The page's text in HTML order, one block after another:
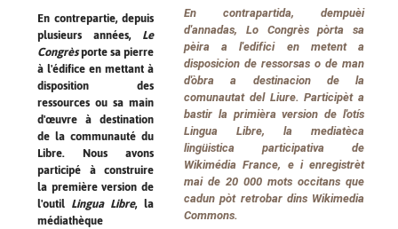
En contrepartie, depuis
plusieurs années, Le
Congrèsporte sa pierre
à l'édifice en mettant à
disposition des
ressources ou sa main
d'œuvre à destination
de la communauté du
Libre. Nous avons
participé à construire
la première version de
l'outil Lingua Libre, la
médiathèque
En contrapartida, dempuèi
d'annadas, Lo Congrèspòrta sa
pèira a l'edifici en metent a
disposicion de ressorsas o de man
d'òbra a destinacion de la
comunautat del Liure. Participèt a
bastir la primièra version de l'otís
Lingua Libre, la mediatèca
lingüistica participativa de
Wikimédia France, e i enregistrèt
mai de 20 000 mots occitans que
cadun pòt retrobar dins Wikimedia
Commons.